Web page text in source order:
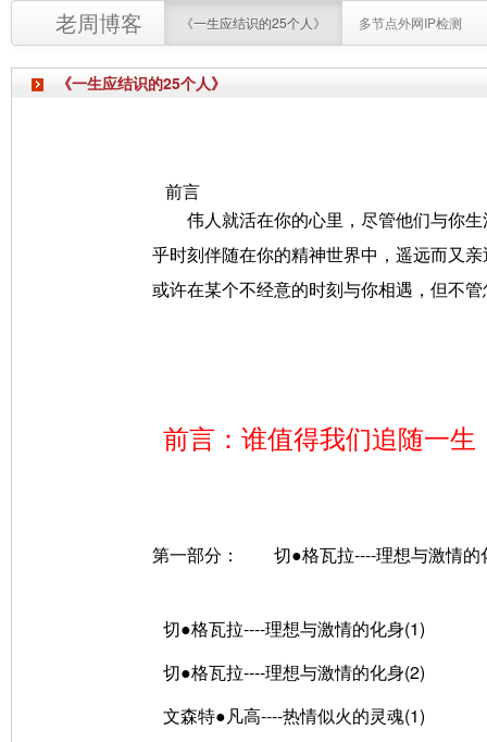
老周博客 《一生应结识的25个人》 多节点外网IP检测
《一生应结识的25个人》
前言
伟人就活在你的心里，尽管他们与你生
乎时刻伴随在你的精神世界中，遥远而又
或许在某个不经意的时刻与你相遇，但不
前言：谁值得我们追随一生
第一部分： 切●格瓦拉----理想与激情的
切●格瓦拉----理想与激情的化身(1)
切●格瓦拉----理想与激情的化身(2)
文森特●凡高----热情似火的灵魂(1)